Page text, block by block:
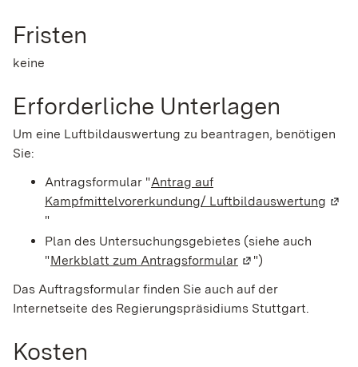
Fristen
keine
Erforderliche Unterlagen
Um eine Luftbildauswertung zu beantragen, benötigen
Sie:
Antragsformular "Antrag auf
Kampfmittelvorerkundung/ Luftbildauswertung
"
Plan des Untersuchungsgebietes (siehe auch
"Merkblatt zum Antragsformular (Wird in einem
")
Das Auftragsformular finden Sie auch auf der
Internetseite des Regierungspräsidiums Stuttgart.
Kosten